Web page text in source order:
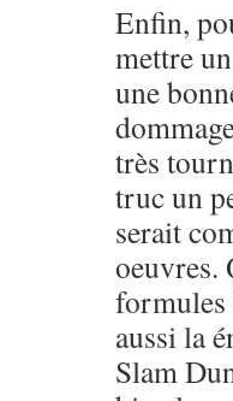
Enfin,
mettre
une
très
truc un
serait
oeuvres.
formules
aussi la
Slam